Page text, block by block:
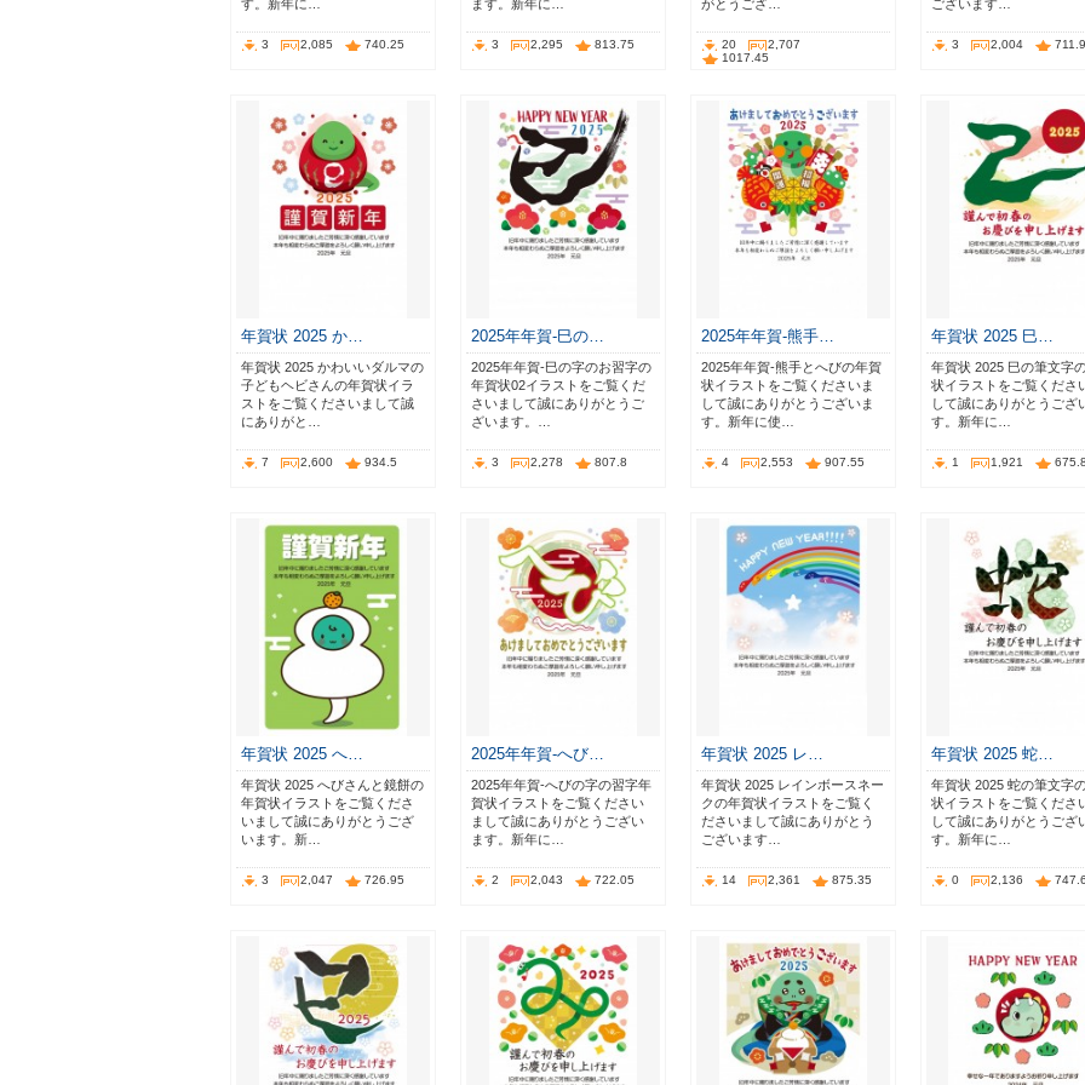
す。新年に…
3 2,085 740.25
ます。新年に…
3 2,295 813.75
がとうござ…
20
2,707
1017.45
ございます…
3 2,004 711.9
年賀状 2025 か…
年賀状 2025 かわいいダルマの
子どもヘビさんの年賀状イラ
ストをご覧くださいまして誠
にありがと…
7 2,600 934.5
2025年年賀-巳の…
2025年年賀-巳の字のお習字の
年賀状02イラストをご覧くだ
さいまして誠にありがとうご
ざいます。…
3 2,278 807.8
2025年年賀-熊手…
2025年年賀-熊手とへびの年賀
状イラストをご覧くださいま
して誠にありがとうございま
す。新年に使…
4 2,553 907.55
年賀状 2025 巳…
年賀状 2025 巳の筆文字
状イラストをご覧くださ
して誠にありがとうござ
す。新年に…
1 1,921
年賀状 2025 へ…
年賀状 2025 へびさんと鏡餅の
年賀状イラストをご覧くださ
いまして誠にありがとうござ
います。新…
3 2,047 726.95
2025年年賀-へび…
2025年年賀-へびの字の習字年
賀状イラストをご覧ください
まして誠にありがとうござい
ます。新年に…
2 2,043 722.05
年賀状 2025 レ…
年賀状 2025 レインボースネー
クの年賀状イラストをご覧く
ださいまして誠にありがとう
ございます…
14 2,361 875.35
年賀状 2025 蛇…
年賀状 2025 蛇の筆文字
状イラストをご覧くださ
して誠にありがとうござ
す。新年に…
0 2,136 747.6